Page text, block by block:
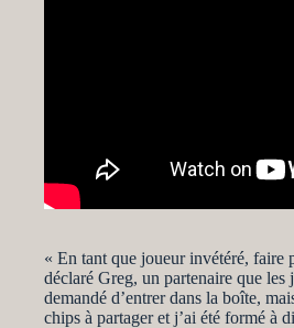
« En tant que joueur invétéré, faire
déclaré Greg, un partenaire que
demandé d’entrer dans la boîte,
chips à partager et j’ai été formé à